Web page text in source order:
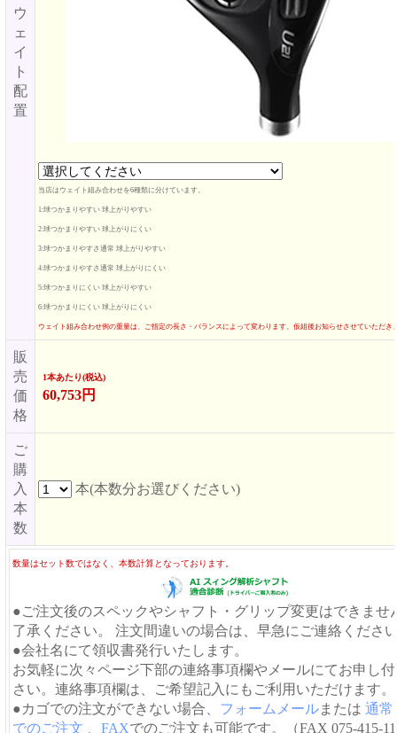
ウ
ェ
イ
ト
配
置
当店はウェイト組み合わせを6種類に分けています。
1:球つかまりやすい 球上がりやすい
2:球つかまりやすい 球上がりにくい
3:球つかまりやすさ通常 球上がりやすい
4:球つかまりやすさ通常 球上がりにくい
5:球つかまりにくい 球上がりやすい
6:球つかまりにくい 球上がりにくい
ウェイト組み合わせ例の重量は、ご指定の長さ・バランスによって変わります。仮組後お知らせさせていただき
販
売
価
格
1本あたり(税込)
60,753円
ご
購
入
本
数
本(本数分お選びください)
数量はセット数ではなく、本数計算となっております。
●ご注文後のスペックやシャフト・グリップ変更はできませ
了承ください。 注文間違いの場合は、早急にご連絡くださ
●会社名にて領収書発行いたします。
お気軽に次々ページ下部の連絡事項欄やメールにてお申し
さい。連絡事項欄は、ご希望記入にもご利用いただけます。
●カゴでの注文ができない場合、 フォームメールまたは 通常
でのご注文
FAXでのご注文も可能です。（FAX 075-415-